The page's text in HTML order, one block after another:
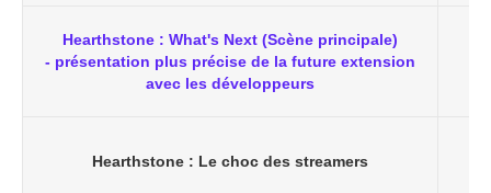
Hearthstone : What's Next (Scène principale)
- présentation plus précise de la future extension
avec les développeurs
Hearthstone : Le choc des streamers